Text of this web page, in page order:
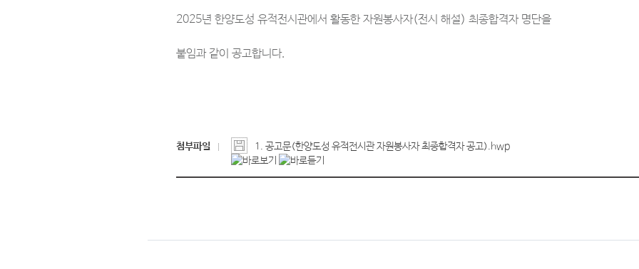
2025년 한양도성 유적전시관에서 활동한 자원봉사자(전시 해설) 최종합격자 명단을
붙임과 같이 공고합니다.
첨부파일 1. 공고문(한양도성 유적전시관 자원봉사자 최종합격자 공고).hwp